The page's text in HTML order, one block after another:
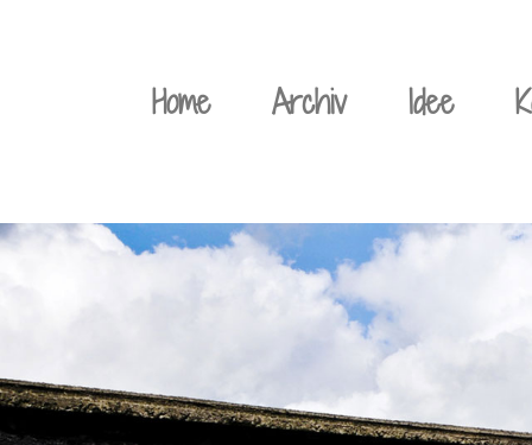
zumHome Archiv Idee